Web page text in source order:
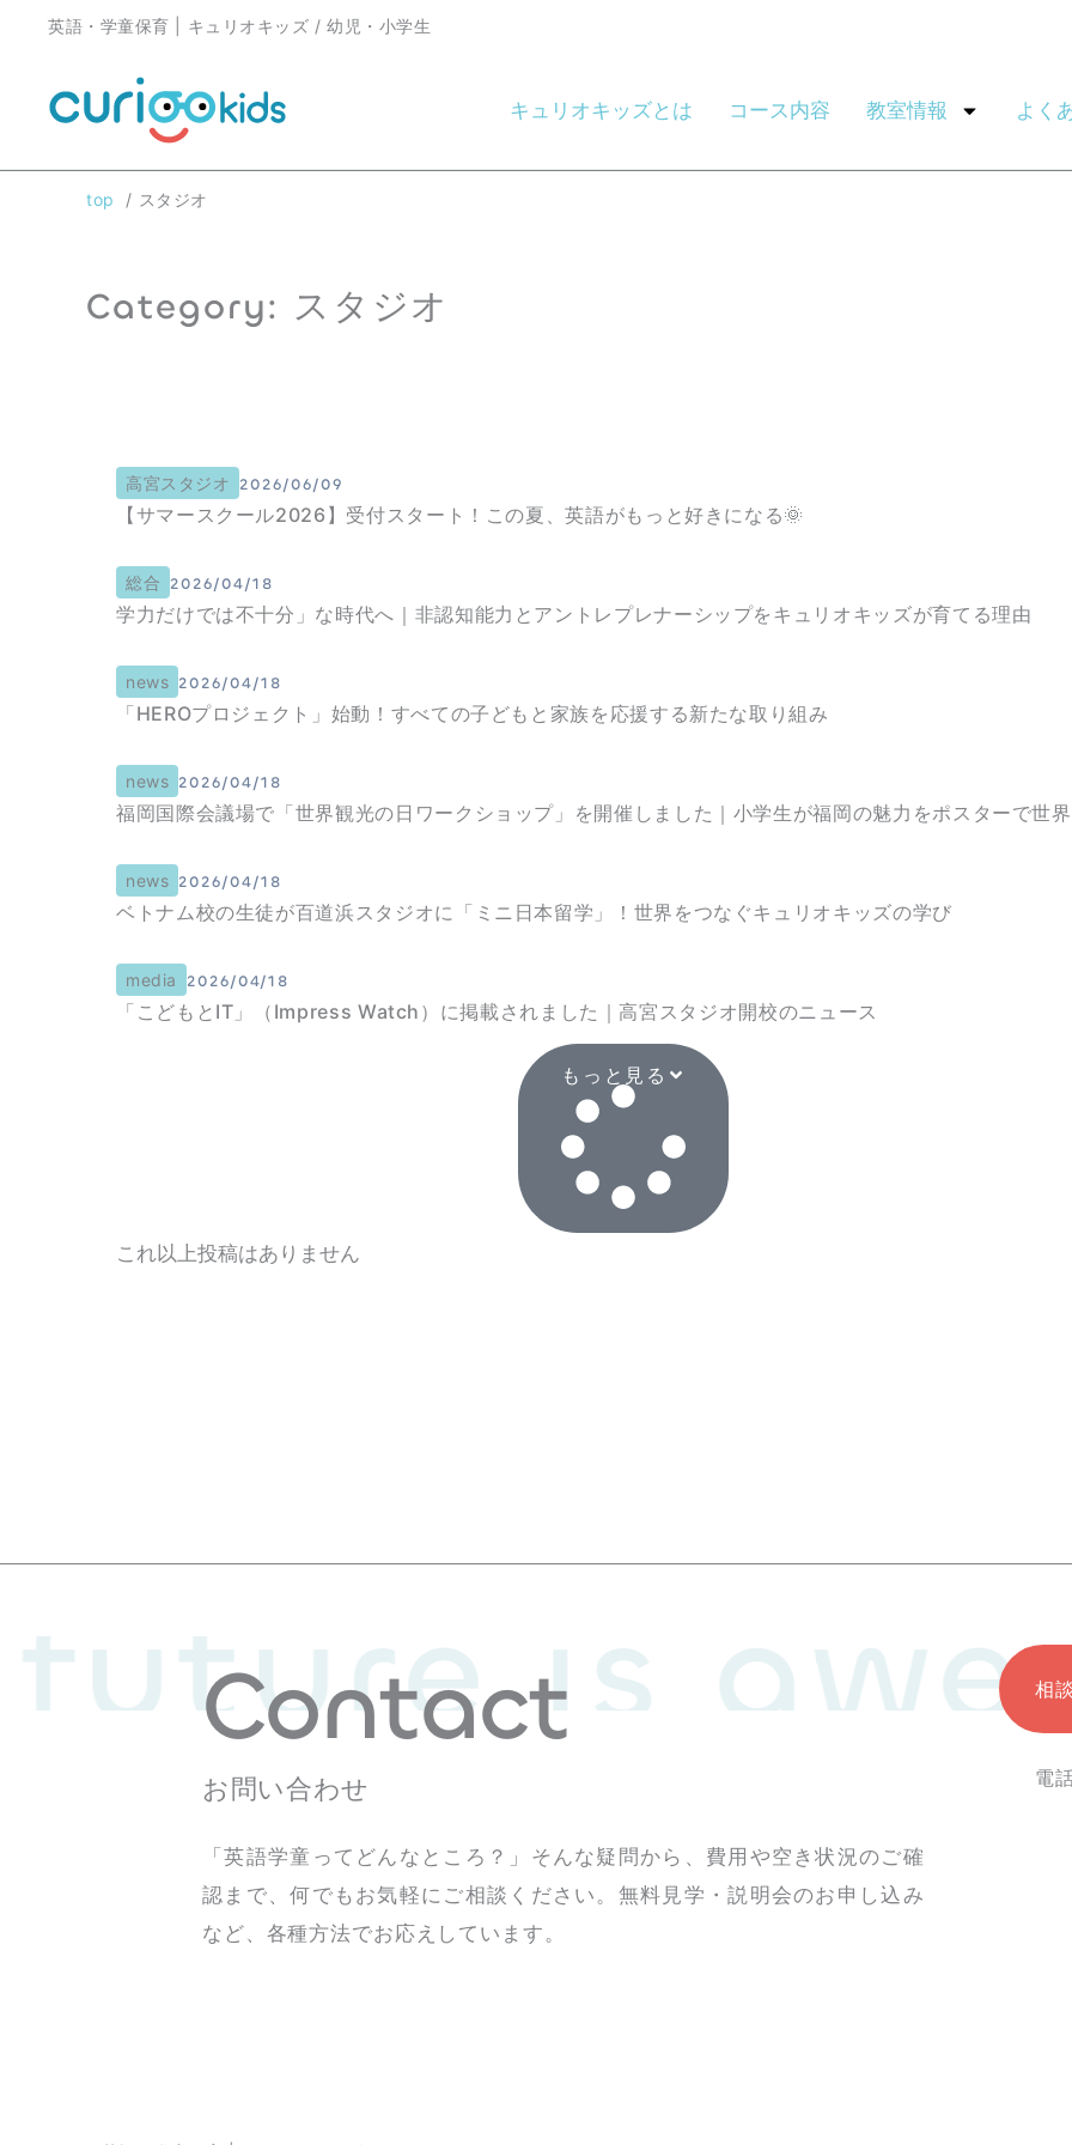
英語・学童保育 | キュリオキッズ / 幼児・小学生
キュリオキッズとは コース内容 教室情報 よく
top スタジオ
Category: スタジオ
高宮スタジオ 2026/06/09
【サマースクール2026】受付スタート！この夏、英語がもっと好きになる🌞
総合 2026/04/18
学力だけでは不十分」な時代へ｜非認知能力とアントレプレナーシップをキュリオキッズが育てる理由
news 2026/04/18
「HEROプロジェクト」始動！すべての子どもと家族を応援する新たな取り組み
news 2026/04/18
福岡国際会議場で「世界観光の日ワークショップ」を開催しました｜小学生が福岡の魅力をポスターで世
news 2026/04/18
ベトナム校の生徒が百道浜スタジオに「ミニ日本留学」！世界をつなぐキュリオキッズの学び
media 2026/04/18
「こどもとIT」（Impress Watch）に掲載されました｜高宮スタジオ開校のニュース
もっと見る
これ以上投稿はありません
is
Contact
お問い合わせ
「英語学童ってどんなところ？」そんな疑問から、費用や空き状況のご確
認まで、何でもお気軽にご相談ください。無料見学・説明会のお申し込み
など、各種方法でお応えしています。
相
電